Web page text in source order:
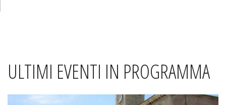
ULTIMI EVENTI IN PROGRAMMA